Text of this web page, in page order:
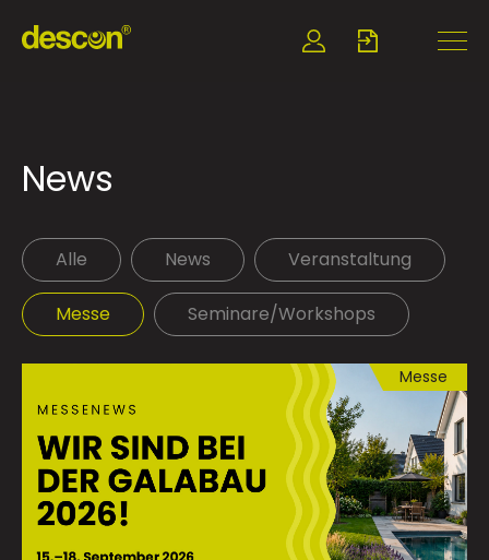
News
Alle News Veranstaltung
Messe Seminare/Workshops
Messe